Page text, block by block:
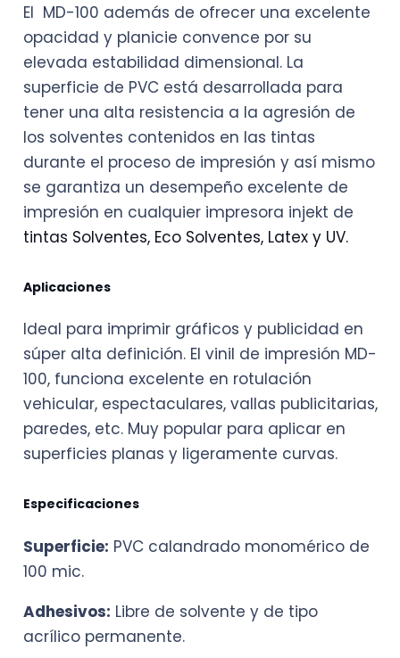
El MD-100 además de ofrecer una excelente
opacidad y planicie convence por su
elevada estabilidad dimensional. La
superficie de PVC está desarrollada para
tener una alta resistencia a la agresión de
los solventes contenidos en las tintas
durante el proceso de impresión y así mismo
se garantiza un desempeño excelente de
impresión en cualquier impresora injekt de
tintas Solventes, Eco Solventes, Latex y UV.
Aplicaciones
Ideal para imprimir gráficos y publicidad en
súper alta definición. El vinil de impresión MD-
100, funciona excelente en rotulación
vehicular, espectaculares, vallas publicitarias,
paredes, etc. Muy popular para aplicar en
superficies planas y ligeramente curvas.
Especificaciones
Superficie: PVC calandrado monomérico de
100 mic.
Adhesivos: Libre de solvente y de tipo
acrílico permanente.